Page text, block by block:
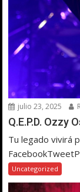
julio 23, 2025
Q.E.P.D. Ozzy
Tu legado vivirá
Uncategorized